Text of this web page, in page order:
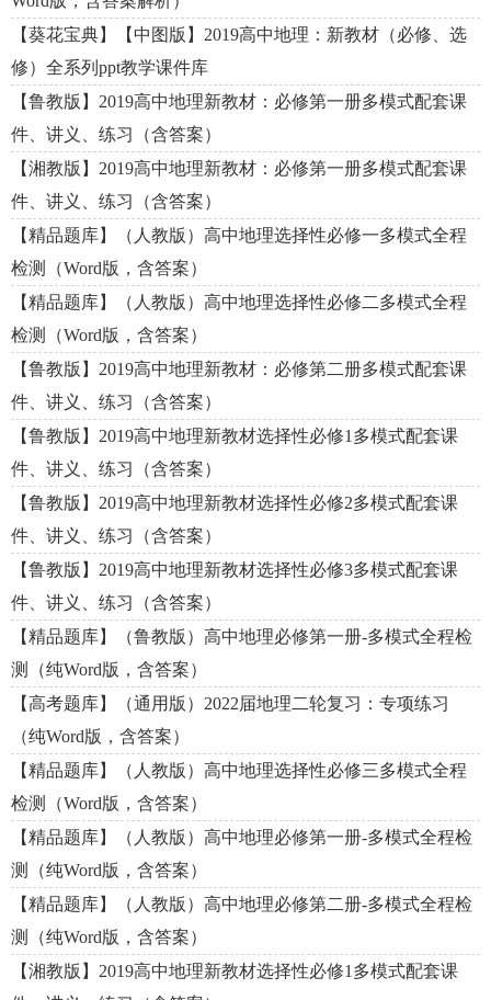
【葵花宝典】【中图版】2019高中地理：新教材（必修、选
修）全系列ppt教学课件库
【鲁教版】2019高中地理新教材：必修第一册多模式配套课
件、讲义、练习（含答案）
【湘教版】2019高中地理新教材：必修第一册多模式配套课
件、讲义、练习（含答案）
【精品题库】（人教版）高中地理选择性必修一多模式全程
检测（Word版，含答案）
【精品题库】（人教版）高中地理选择性必修二多模式全程
检测（Word版，含答案）
【鲁教版】2019高中地理新教材：必修第二册多模式配套课
件、讲义、练习（含答案）
【鲁教版】2019高中地理新教材选择性必修1多模式配套课
件、讲义、练习（含答案）
【鲁教版】2019高中地理新教材选择性必修2多模式配套课
件、讲义、练习（含答案）
【鲁教版】2019高中地理新教材选择性必修3多模式配套课
件、讲义、练习（含答案）
【精品题库】（鲁教版）高中地理必修第一册-多模式全程检
测（纯Word版，含答案）
【高考题库】（通用版）2022届地理二轮复习：专项练习
（纯Word版，含答案）
【精品题库】（人教版）高中地理选择性必修三多模式全程
检测（Word版，含答案）
【精品题库】（人教版）高中地理必修第一册-多模式全程检
测（纯Word版，含答案）
【精品题库】（人教版）高中地理必修第二册-多模式全程检
测（纯Word版，含答案）
【湘教版】2019高中地理新教材选择性必修1多模式配套课